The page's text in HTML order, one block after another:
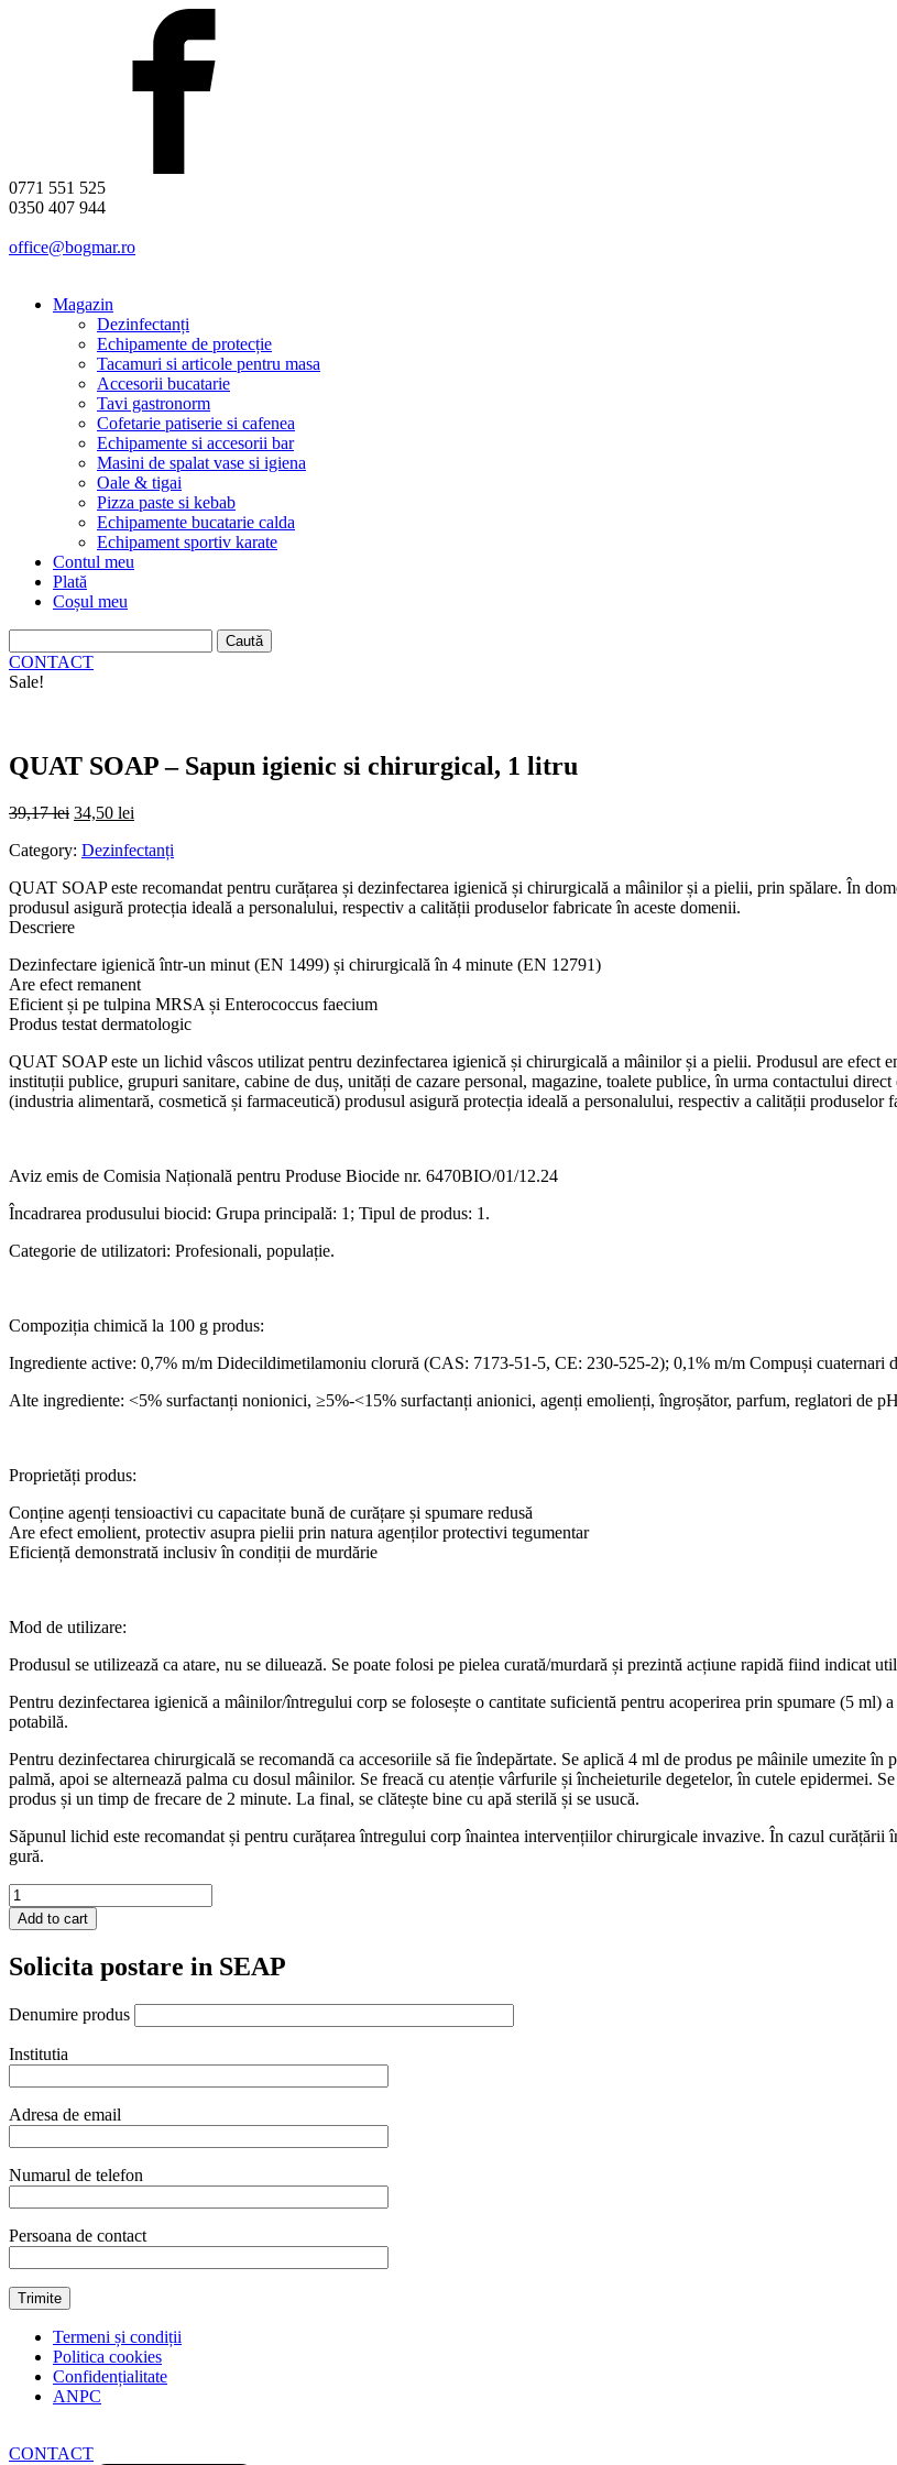
0771 551 525
0350 407 944
office@bogmar.ro
Magazin
Dezinfectanți
Echipamente de protecție
Tacamuri si articole pentru masa
Accesorii bucatarie
Tavi gastronorm
Cofetarie patiserie si cafenea
Echipamente si accesorii bar
Masini de spalat vase si igiena
Oale & tigai
Pizza paste si kebab
Echipamente bucatarie calda
Echipament sportiv karate
Contul meu
Plată
Coșul meu
după:
CONTACT
Sale!
QUAT SOAP – Sapun igienic si chirurgical, 1 litru
39,17lei 34,50 lei
Category: Dezinfectanți
QUAT SOAP este recomandat pentru curățarea și dezinfectarea igienică și chirurgicală a mâinilor și a pielii, prin spălare. În
produsul asigură protecția ideală a personalului, respectiv a calității produselor fabricate în aceste domenii.
Descriere
Dezinfectare igienică într-un minut (EN 1499) și chirurgicală în 4 minute (EN 12791)
Are efect remanent
Eficient și pe tulpina MRSA și Enterococcus faecium
Produs testat dermatologic
QUAT SOAP este un lichid vâscos utilizat pentru dezinfectarea igienică și chirurgicală a mâinilor și a pielii. Produsul are efect
instituții publice, grupuri sanitare, cabine de duș, unități de cazare personal, magazine, toalete publice, în urma contactului
(industria alimentară, cosmetică și farmaceutică) produsul asigură protecția ideală a personalului, respectiv a calității produselor
Aviz emis de Comisia Națională pentru Produse Biocide nr. 6470BIO/01/12.24
Încadrarea produsului biocid: Grupa principală: 1; Tipul de produs: 1.
Categorie de utilizatori: Profesionali, populație.
Compoziția chimică la 100 g produs:
Ingrediente active: 0,7% m/m Didecildimetilamoniu clorură (CAS: 7173-51-5, CE: 230-525-2); 0,1% m/m Compuși
Alte ingrediente: <5% surfactanți nonionici, ≥5%-<15% surfactanți anionici, agenți emolienți, îngroșător, parfum, reglatori de
Proprietăți produs:
Conține agenți tensioactivi cu capacitate bună de curățare și spumare redusă
Are efect emolient, protectiv asupra pielii prin natura agenților protectivi tegumentar
Eficiență demonstrată inclusiv în condiții de murdărie
Mod de utilizare:
Produsul se utilizează ca atare, nu se diluează. Se poate folosi pe pielea curată/murdară și prezintă acțiune rapidă fiind indicat
Pentru dezinfectarea igienică a mâinilor/întregului corp se folosește o cantitate suficientă pentru acoperirea prin spumare (5 ml)
potabilă.
Pentru dezinfectarea chirurgicală se recomandă ca accesoriile să fie îndepărtate. Se aplică 4 ml de produs pe mâinile umezite
palmă, apoi se alternează palma cu dosul mâinilor. Se freacă cu atenție vârfurile și încheieturile degetelor, în cutele epidermei.
produs și un timp de frecare de 2 minute. La final, se clătește bine cu apă sterilă și se usucă.
Săpunul lichid este recomandat și pentru curățarea întregului corp înaintea intervențiilor chirurgicale invazive. În cazul
gură.
QUAT
SOAP
–
igienic
chirurgical,
litru
quantity
Add to cart
Solicita postare in SEAP
Denumire produs
Institutia
Adresa de email
Numarul de telefon
Persoana de contact
Termeni și condiții
Politica cookies
Confidențialitate
ANPC
CONTACT